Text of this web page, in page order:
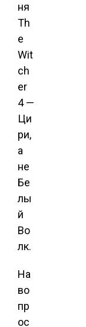
ня
Th
e
Wit
ch
er
4 —
Ци
ри,
а
не
Бе
лы
й
Во
лк.
На
во
пр
ос